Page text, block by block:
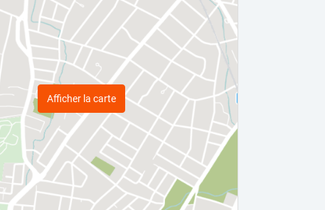
Afficher la carte